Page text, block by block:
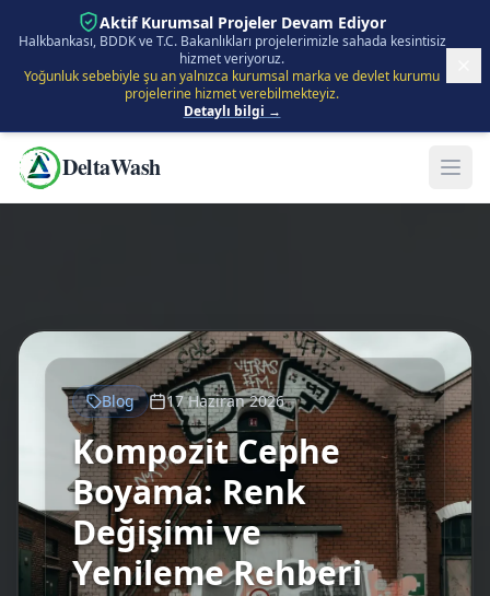
İçeriğe Atla Aktif Kurumsal Projeler Devam Ediyor
Halkbankası, BDDK ve T.C. Bakanlıkları projelerimizle sahada kesintisiz
hizmet veriyoruz.
Yoğunluk sebebiyle şu an yalnızca kurumsal marka ve devlet kurumu
projelerine hizmet verebilmekteyiz.
Detaylı bilgi →
DeltaWash
Blog 17 Haziran 2026
Kompozit Cephe
Boyama: Renk
Değişimi ve
Yenileme Rehberi